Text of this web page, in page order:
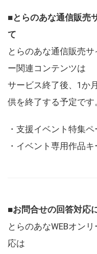
■とらのあな通信販売
て
とらのあな通信販売
ー関連コンテンツは
サービス終了後、1か
供を終了する予定です
・支援イベント特集ペ
・イベント専用作品
■お問合せの回答対応
とらのあなWEBオン
応は